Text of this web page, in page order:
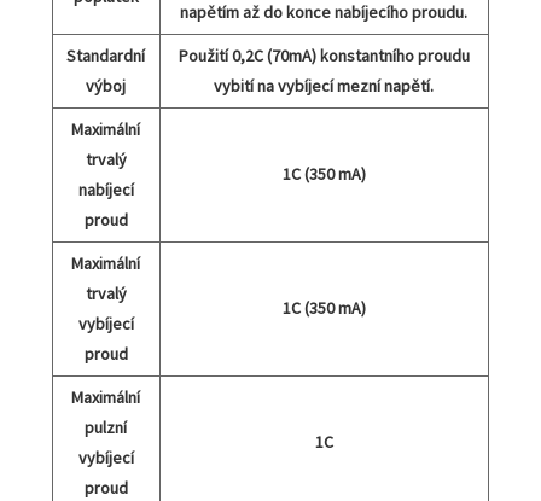
napětím až do konce nabíjecího proudu.
Standardní
výboj
Použití 0,2C (70mA) konstantního proudu
vybití na vybíjecí mezní napětí.
Maximální
trvalý
nabíjecí
proud
1C (350 mA)
Maximální
trvalý
vybíjecí
proud
1C (350 mA)
Maximální
pulzní
vybíjecí
proud
1C